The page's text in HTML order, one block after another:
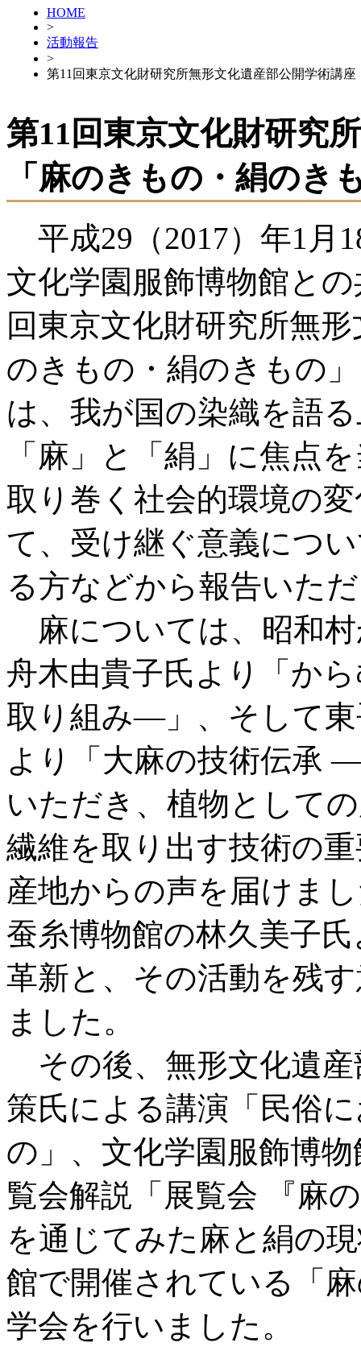
HOME
>
活動報告
>
第11回東京文化財研究所無形文化遺産部公開学術講
第11回東京文化財研究
「麻のきもの・絹のき
平成29（2017）年1月
文化学園服飾博物館と
回東京文化財研究所無
のきもの・絹のきもの
は、我が国の染織を語
「麻」と「絹」に焦点
取り巻く社会的環境の
て、受け継ぐ意義につ
る方などから報告いた
麻については、昭和
舟木由貴子氏より「か
取り組み―」、そして
より「大麻の技術伝承
いただき、植物として
繊維を取り出す技術の
産地からの声を届けま
蚕糸博物館の林久美子
革新と、その活動を残
ました。
その後、無形文化遺産
策氏による講演「民俗
の」、文化学園服飾博
覧会解説「展覧会 『麻
を通じてみた麻と絹の
館で開催されている「
学会を行いました。